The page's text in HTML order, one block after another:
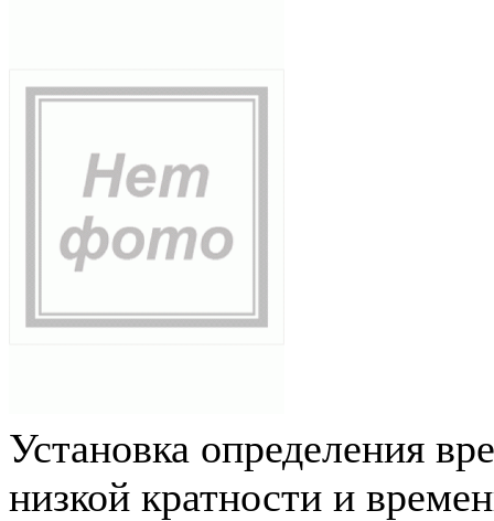
Установка определения
низкой кратности и